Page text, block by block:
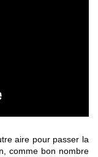
aire pour passer la
comme bon nombre